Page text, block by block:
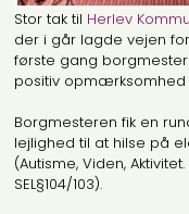
Stor tak til Herlev
der i går lagde vejen
første gang
positiv opmærksomhed
Borgmesteren fik en
lejlighed til at hilse på
(Autisme, Viden,
SEL§104/103).